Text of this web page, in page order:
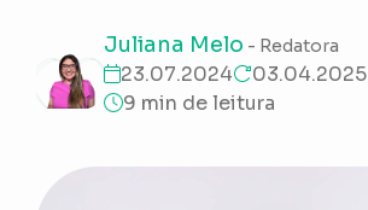
Juliana Melo - Redatora
23.07.2024
03.04.2025
9 min de leitura